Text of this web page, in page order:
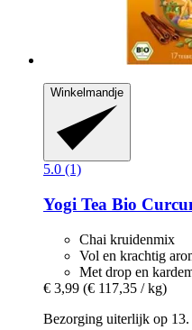
Winkelmandje
5.0 (1)
Yogi Tea Bio
Chai kruidenmix
Vol en krachtig
Met drop en
€ 3,99 (€ 117,35 / kg)
Bezorging uiterlijk op 13.